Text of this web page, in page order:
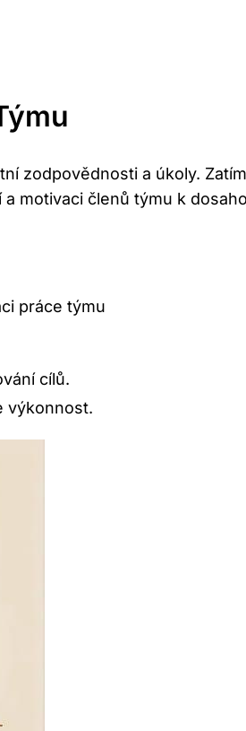
zodpovědnosti ​a​ úkoly.
motivaci členů týmu k
práce ​týmu
cílů.
výkonnost.